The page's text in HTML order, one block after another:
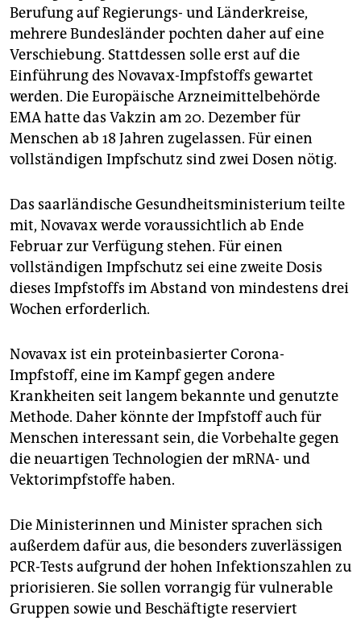
Berufung auf Regierungs- und Länderkreise,
mehrere Bundesländer pochten daher auf eine
Verschiebung. Stattdessen solle erst auf die
Einführung des Novavax-Impfstoffs gewartet
werden. Die Europäische Arzneimittelbehörde
EMA hatte das Vakzin am 20. Dezember für
Menschen ab 18 Jahren zugelassen. Für einen
vollständigen Impfschutz sind zwei Dosen nötig.
Das saarländische Gesundheitsministerium teilte
mit, Novavax werde voraussichtlich ab Ende
Februar zur Verfügung stehen. Für einen
vollständigen Impfschutz sei eine zweite Dosis
dieses Impfstoffs im Abstand von mindestens drei
Wochen erforderlich.
Novavax ist ein proteinbasierter Corona-
Impfstoff, eine im Kampf gegen andere
Krankheiten seit langem bekannte und genutzte
Methode. Daher könnte der Impfstoff auch für
Menschen interessant sein, die Vorbehalte gegen
die neuartigen Technologien der mRNA- und
Vektorimpfstoffe haben.
Die Ministerinnen und Minister sprachen sich
außerdem dafür aus, die besonders zuverlässigen
PCR-Tests aufgrund der hohen Infektionszahlen zu
priorisieren. Sie sollen vorrangig für vulnerable
Gruppen sowie und Beschäftigte reserviert